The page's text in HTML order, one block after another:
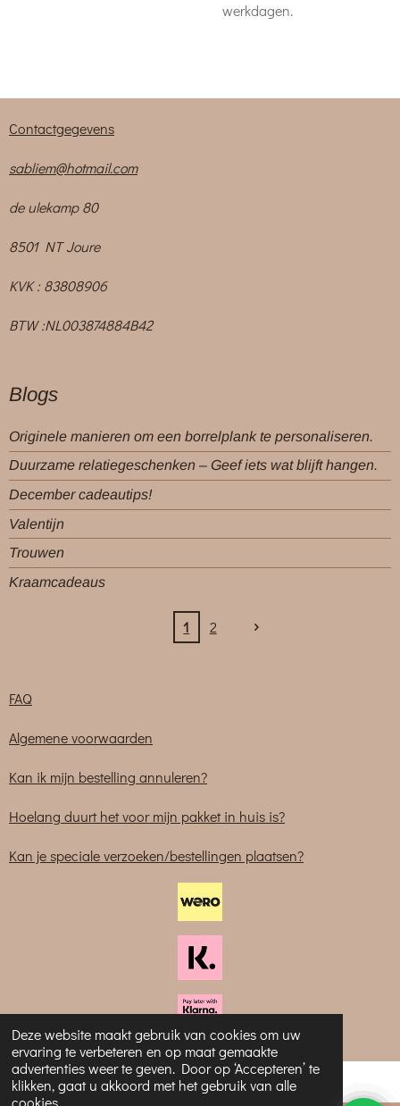
Deze website maakt gebruik van cookies om uw
ervaring te verbeteren en op maat gemaakte
advertenties weer te geven. Door op ‘Accepteren’ te
klikken, gaat u akkoord met het gebruik van alle
cookies.
werkdagen.
Contactgegevens
sabliem@hotmail.com
de ulekamp 80
8501 NT Joure
KVK : 83808906
BTW :NL003874884B42
Blogs
Originele manieren om een borrelplank te personaliseren.
Duurzame relatiegeschenken – Geef iets wat blijft hangen.
December cadeautips!
Valentijn
Trouwen
Kraamcadeaus
1 2
FAQ
Algemene voorwaarden
Kan ik mijn bestelling annuleren?
Hoelang duurt het voor mijn pakket in huis is?
Kan je speciale verzoeken/bestellingen plaatsen?
© 2023-2025 Sabliem